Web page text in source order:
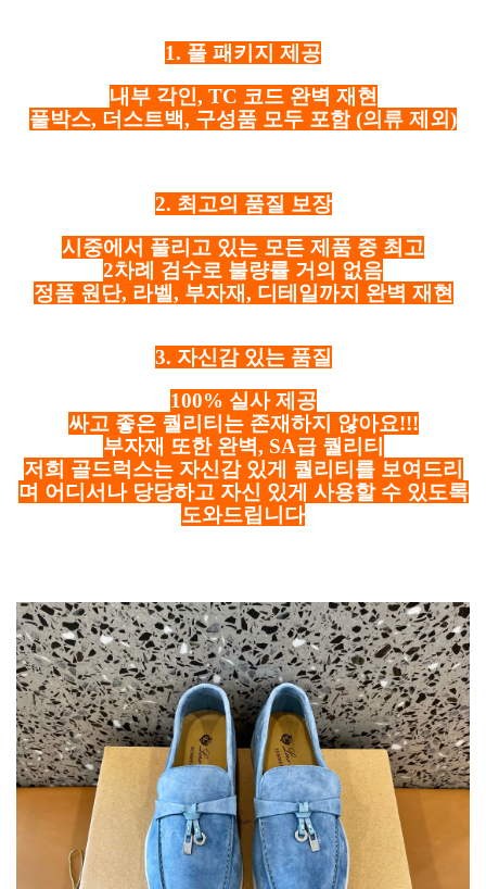
1. 풀 패키지 제공
내부 각인, TC 코드 완벽 재현
풀박스, 더스트백, 구성품 모두 포함 (의류 제외)
2. 최고의 품질 보장
시중에서 풀리고 있는 모든 제품 중 최고
2차례 검수로 불량률 거의 없음
정품 원단, 라벨, 부자재, 디테일까지 완벽 재현
3. 자신감 있는 품질
100% 실사 제공
싸고 좋은 퀄리티는 존재하지 않아요!!!
부자재 또한 완벽, SA급 퀄리티
저희 골드럭스는 자신감 있게 퀄리티를 보여드리
며 어디서나 당당하고 자신 있게 사용할 수 있도록
도와드립니다